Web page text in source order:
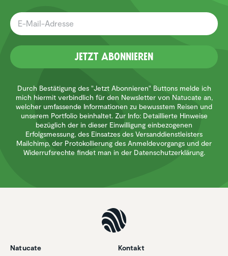
Jetzt Abonnieren
Durch Bestätigung des "Jetzt Abonnieren" Buttons melde ich
mich hiermit verbindlich für den Newsletter von Natucate an,
welcher umfassende Informationen zu bewusstem Reisen und
unserem Portfolio beinhaltet. Zur Info: Detaillierte Hinweise
bezüglich der in dieser Einwilligung einbezogenen
Erfolgsmessung, des Einsatzes des Versanddienstleisters
Mailchimp, der Protokollierung des Anmeldevorgangs und der
Widerrufsrechte findet man in der Datenschutzerklärung.
Natucate
Kontakt